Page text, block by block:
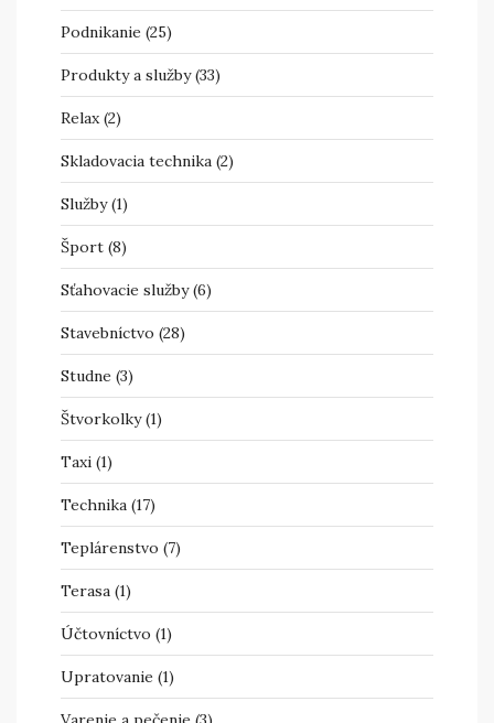
Podnikanie (25)
Produkty a služby(33)
Relax(2)
Skladovacia technika (2)
Služby(1)
Šport (8)
Sťahovacie služby(6)
Stavebníctvo (28)
Studne (3)
Štvorkolky(1)
Taxi (1)
Technika (17)
Teplárenstvo (7)
Terasa (1)
Účtovníctvo (1)
Upratovanie (1)